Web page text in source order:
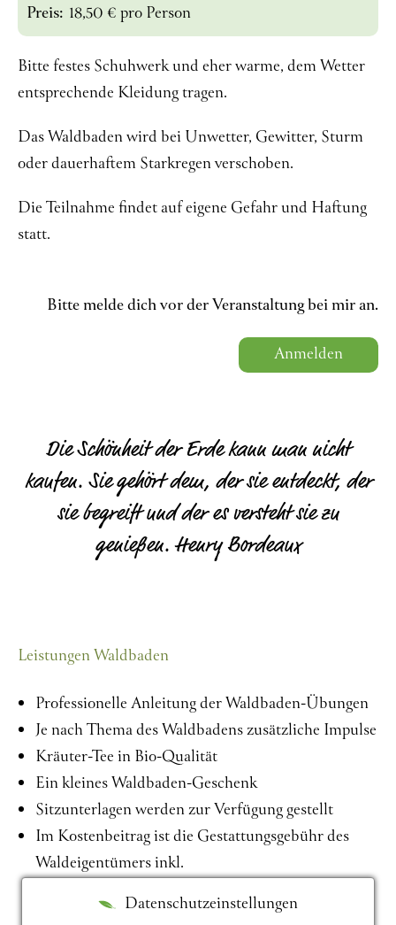
Preis: 18,50 € pro Person
Bitte festes Schuhwerk und eher warme, dem Wetter
entsprechende Kleidung tragen.
Das Waldbaden wird bei Unwetter, Gewitter, Sturm
oder dauerhaftem Starkregen verschoben.
Die Teilnahme findet auf eigene Gefahr und Haftung
statt.
Bitte melde dich vor der Veranstaltung bei mir an.
Anmelden
Die Schönheit der Erde kann man nicht
kaufen. Sie gehört dem, der sie entdeckt, der
sie begreift und der es versteht sie zu
genießen. Henry Bordeaux
Leistungen Waldbaden
Professionelle Anleitung der Waldbaden-Übungen
Je nach Thema des Waldbadens zusätzliche Impulse
Kräuter-Tee in Bio-Qualität
Ein kleines Waldbaden-Geschenk
Sitzunterlagen werden zur Verfügung gestellt
Im Kostenbeitrag ist die Gestattungsgebühr des
Waldeigentümers inkl.
Datenschutzeinstellungen